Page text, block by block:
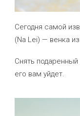
Сегодня самой
(Na Lei) — венка
Снять
его вам уйдет.